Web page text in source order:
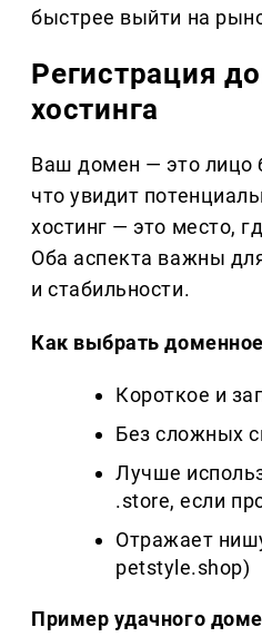
быстрее выйти на
Регистрация
хостинга
Ваш домен — это лицо
что увидит
хостинг — это место,
Оба аспекта важны
и стабильности.
Как выбрать
Короткое и
Без сложных
Лучше
.store, если
Отражает
petstyle.shop)
Пример удачного